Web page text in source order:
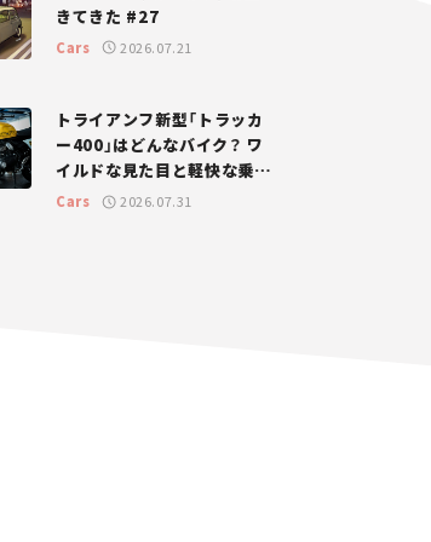
きてきた #27
Cars 2026.07.21
トライアンフ新型「トラッカ
ー400」はどんなバイク？ ワ
イルドな見た目と軽快な乗り
味を両立した400ccフラット
Cars 2026.07.31